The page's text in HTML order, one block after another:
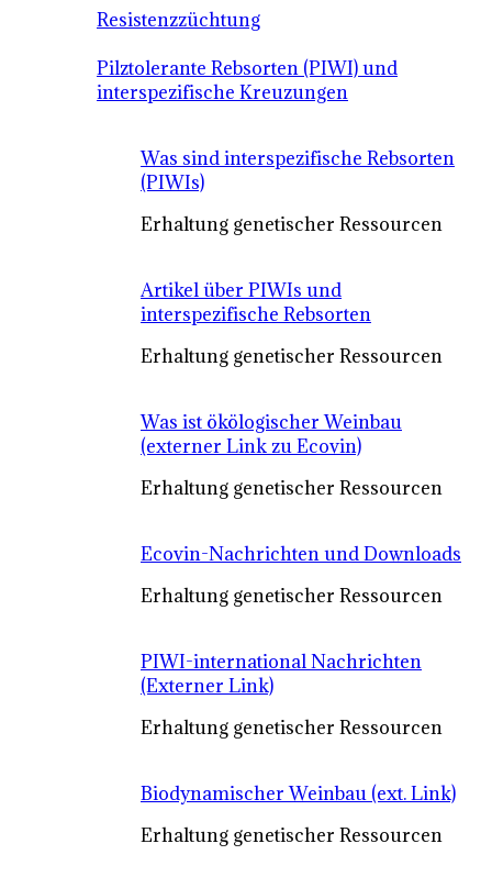
Resistenzzüchtung
Pilztolerante Rebsorten (PIWI) und
interspezifische Kreuzungen
Was sind interspezifische Rebsorten
(PIWIs)
Erhaltung genetischer Ressourcen
Artikel über PIWIs und
interspezifische Rebsorten
Erhaltung genetischer Ressourcen
Was ist ökölogischer Weinbau
(externer Link zu Ecovin)
Erhaltung genetischer Ressourcen
Ecovin-Nachrichten und Downloads
Erhaltung genetischer Ressourcen
PIWI-international Nachrichten
(Externer Link)
Erhaltung genetischer Ressourcen
Biodynamischer Weinbau (ext. Link)
Erhaltung genetischer Ressourcen